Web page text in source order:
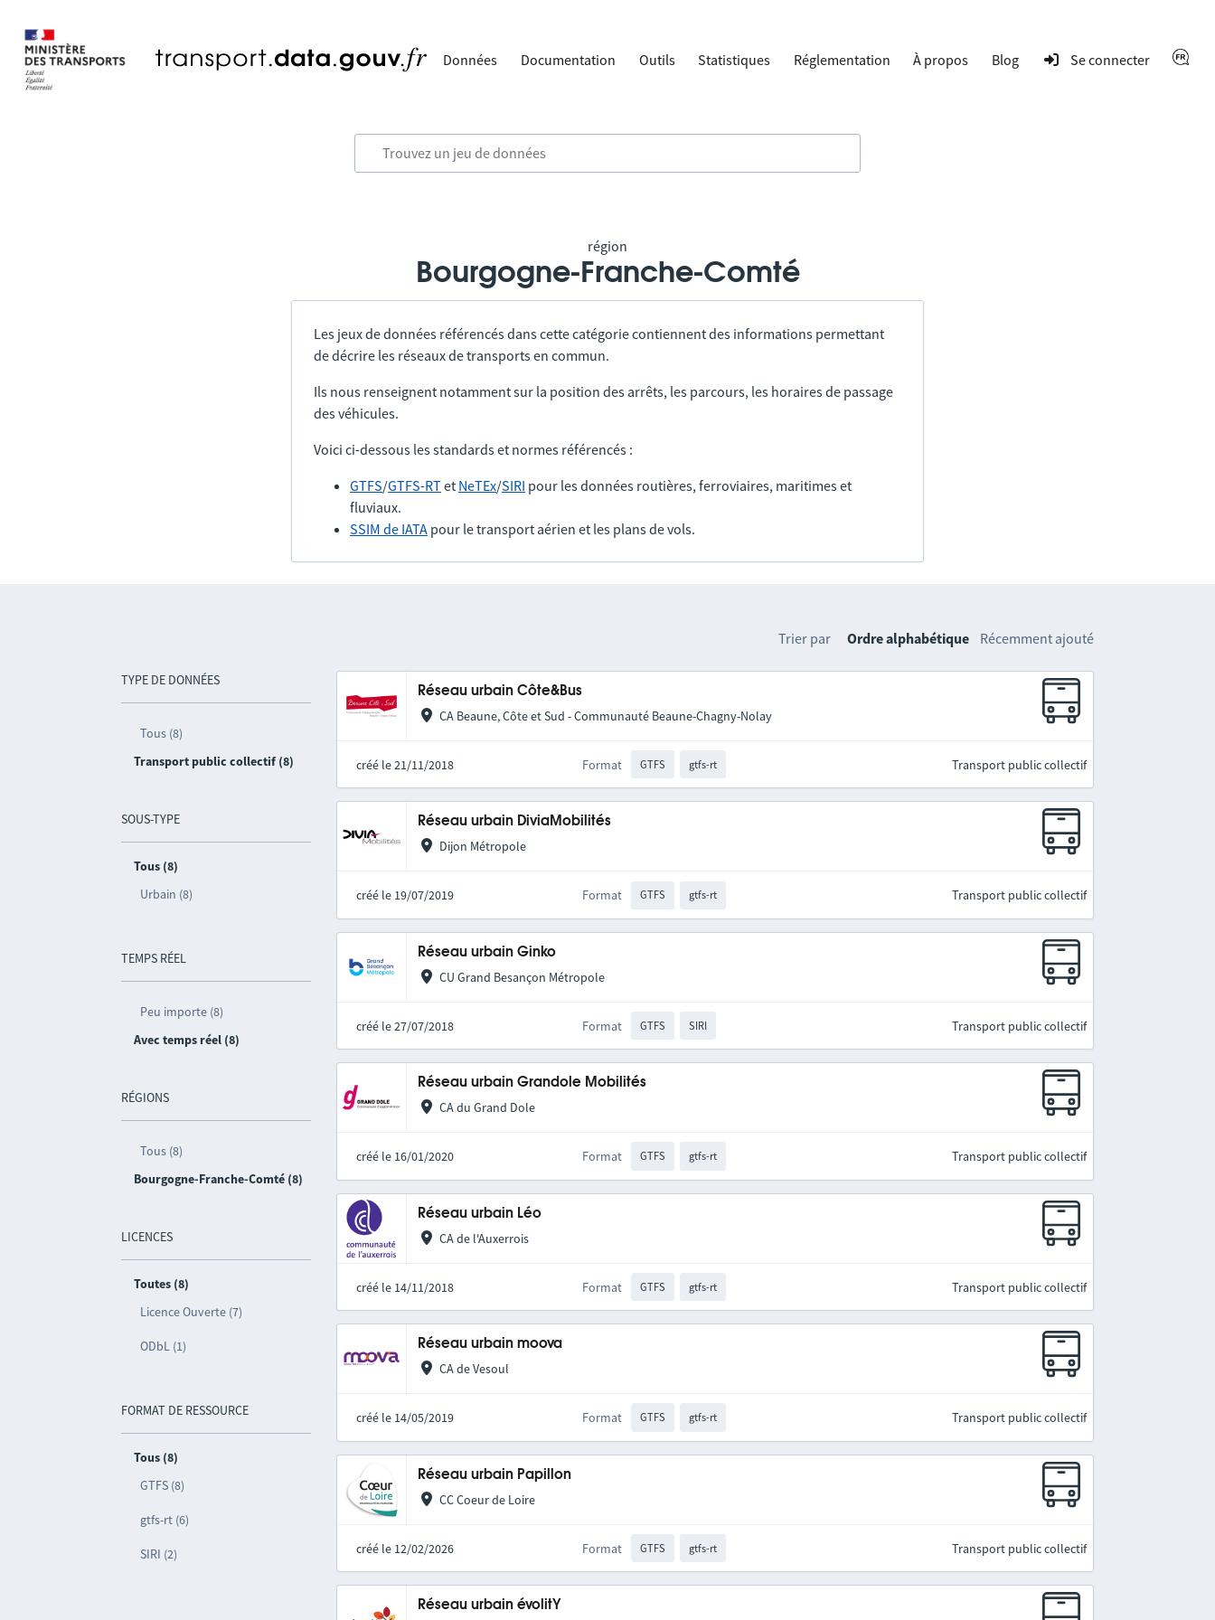
Données Documentation Outils Statistiques Réglementation À propos Blog Se connecter
région
Bourgogne-Franche-Comté
Les jeux de données référencés dans cette catégorie contiennent des informations permettant
de décrire les réseaux de transports en commun.
Ils nous renseignent notamment sur la position des arrêts, les parcours, les horaires de passage
des véhicules.
Voici ci-dessous les standards et normes référencés :
GTFS/GTFS-RTet NeTEx/SIRI pour les données routières, ferroviaires, maritimes et
fluviaux.
SSIM de IATA pour le transport aérien et les plans de vols.
TYPE DE DONNÉES
Tous (8)
Transport public collectif (8)
SOUS-TYPE
Tous (8)
Urbain (8)
TEMPS RÉEL
Peu importe (8)
Avec temps réel (8)
RÉGIONS
Tous (8)
Bourgogne-Franche-Comté (8)
LICENCES
Toutes (8)
Licence Ouverte (7)
ODbL (1)
FORMAT DE RESSOURCE
Tous (8)
GTFS (8)
gtfs-rt (6)
SIRI (2)
Trier par Ordre alphabétique Récemment ajouté
Réseau urbain Côte&Bus
CA Beaune, Côte et Sud - Communauté Beaune-Chagny-Nolay
créé le 21/11/2018 Format GTFS gtfs-rt Transport public collectif
Réseau urbain DiviaMobilités
Dijon Métropole
créé le 19/07/2019 Format GTFS gtfs-rt Transport public collectif
Réseau urbain Ginko
CU Grand Besançon Métropole
créé le 27/07/2018 Format GTFS SIRI Transport public collectif
Réseau urbain Grandole Mobilités
CA du Grand Dole
créé le 16/01/2020 Format GTFS gtfs-rt Transport public collectif
Réseau urbain Léo
CA de l'Auxerrois
créé le 14/11/2018 Format GTFS gtfs-rt Transport public collectif
Réseau urbain moova
CA de Vesoul
créé le 14/05/2019 Format GTFS gtfs-rt Transport public collectif
Réseau urbain Papillon
CC Coeur de Loire
créé le 12/02/2026 Format GTFS gtfs-rt Transport public collectif
Réseau urbain évolitY